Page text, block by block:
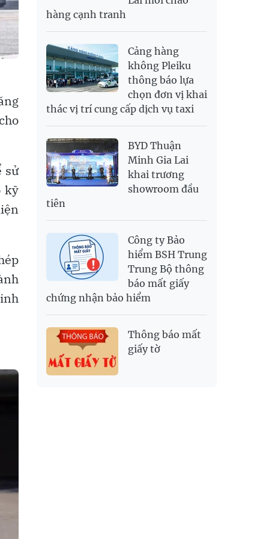
sử
kỹ
2,702.79
2,817.41
SGD
USD
26,000 26,030 26,410
hàng cạnh tranh
Cảng hàng
không Pleiku
thông báo lựa
chọn đơn vị khai
thác vị trí cung cấp dịch vụ taxi
BYD Thuận
Minh Gia Lai
khai trương
showroom đầu
tiên
Công ty Bảo
hiểm BSH Trung
Trung Bộ thông
báo mất giấy
chứng nhận bảo hiểm
Thông báo mất
giấy tờ